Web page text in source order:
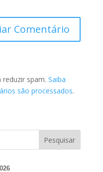
spam. Saiba
são processados.